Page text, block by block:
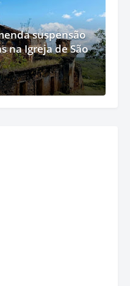
suspensão
na Igreja de São